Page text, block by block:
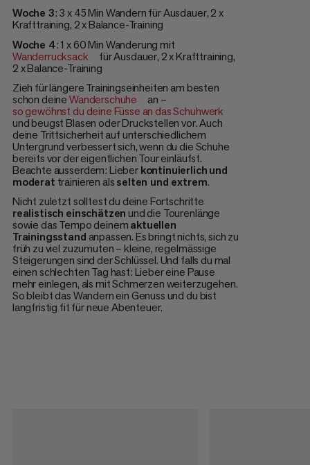
Woche 3: 3 x 45 Min Wandern für Ausdauer, 2 x
Krafttraining, 2 x Balance-Training
Woche 4: 1 x 60 Min Wanderung mit
Wanderrucksack
für Ausdauer, 2 x Krafttraining,
2 x Balance-Training
Zieh für längere Trainingseinheiten am besten
schon deineWanderschuhe
an –
so gewöhnst du deine Füsse an das Schuhwerk
und beugst Blasen oder Druckstellen vor. Auch
deine Trittsicherheit auf unterschiedlichem
Untergrund verbessert sich, wenn du die Schuhe
bereits vor der eigentlichen Tour einläufst.
Beachte ausserdem: Lieberkontinuierlichund
moderat trainieren alsselten und extrem.
Nicht zuletzt solltest du deine Fortschritte
realistisch einschätzenund die Tourenlänge
sowie das Tempo deinemaktuellen
Trainingsstand anpassen. Es bringt nichts, sich zu
früh zu viel zuzumuten – kleine, regelmässige
Steigerungen sind der Schlüssel. Und falls du mal
einen schlechten Tag hast: Lieber eine Pause
mehr einlegen, als mit Schmerzen weiterzugehen.
So bleibt das Wandern ein Genuss und du bist
langfristig fit für neue Abenteuer.